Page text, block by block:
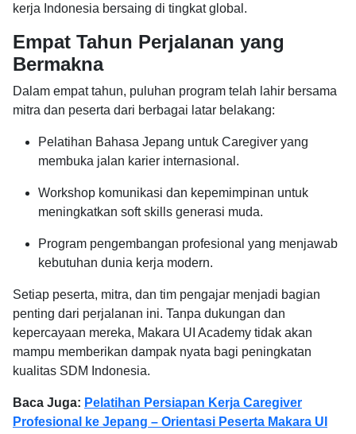
kerja Indonesia bersaing di tingkat global.
Empat Tahun Perjalanan yang
Bermakna
Dalam empat tahun, puluhan program telah lahir bersama
mitra dan peserta dari berbagai latar belakang:
Pelatihan Bahasa Jepang untuk Caregiver yang
membuka jalan karier internasional.
Workshop komunikasi dan kepemimpinan untuk
meningkatkan soft skills generasi muda.
Program pengembangan profesional yang menjawab
kebutuhan dunia kerja modern.
Setiap peserta, mitra, dan tim pengajar menjadi bagian
penting dari perjalanan ini. Tanpa dukungan dan
kepercayaan mereka, Makara UI Academy tidak akan
mampu memberikan dampak nyata bagi peningkatan
kualitas SDM Indonesia.
Baca Juga: Pelatihan Persiapan Kerja Caregiver
Profesional ke Jepang – Orientasi Peserta Makara UI